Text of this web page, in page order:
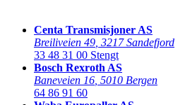
Centa Transmisjoner AS
Breiliveien 49 3217 Sandefjord
33 48 31 00 Stengt
Bosch Rexroth AS
Baneveien 16 5010 Bergen
64 86 91 60